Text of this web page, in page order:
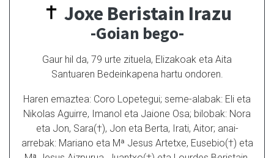
Joxe Beristain Irazu
-Goian bego-
Gaur hil da, 79 urte zituela, Elizakoak eta Aita
Santuaren Bedeinkapena hartu ondoren.
Haren emaztea: Coro Lopetegui; seme-alabak: Eli eta
Nikolas Aguirre, Imanol eta Jaione Osa; bilobak: Nora
eta Jon, Sara(†), Jon eta Berta, Irati, Aitor; anai-
arrebak: Mariano eta Mª Jesus Artetxe, Eusebio(†) eta